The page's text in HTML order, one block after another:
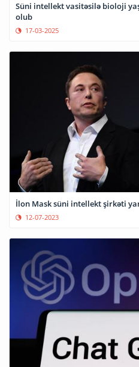
Süni intellekt vasitəsilə bioloji
olub
17-03-2025
İlon Mask süni intellekt şirkəti
12-07-2023